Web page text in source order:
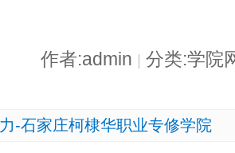
作者:admin 分类:学院
-石家庄柯棣华职业专修学院